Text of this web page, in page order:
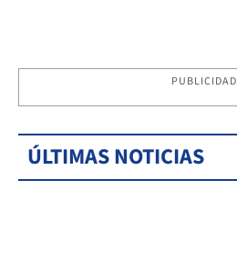
PUBLICIDAD
ÚLTIMAS NOTICIAS